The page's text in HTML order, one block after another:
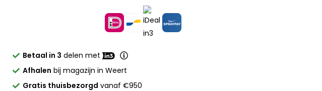
Betaal in 3 delen met
Afhalen bij magazijn in Weert
Gratis thuisbezorgd vanaf €950